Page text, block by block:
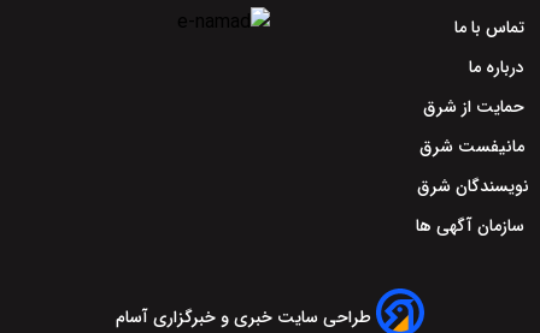
تماس با ما
درباره ما
حمایت از شرق
مانیفست شرق
نویسندگان شرق
سازمان آگهی ها
طراحی سایت خبری و خبرگزاری آسام